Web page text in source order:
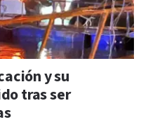
y su
tras ser